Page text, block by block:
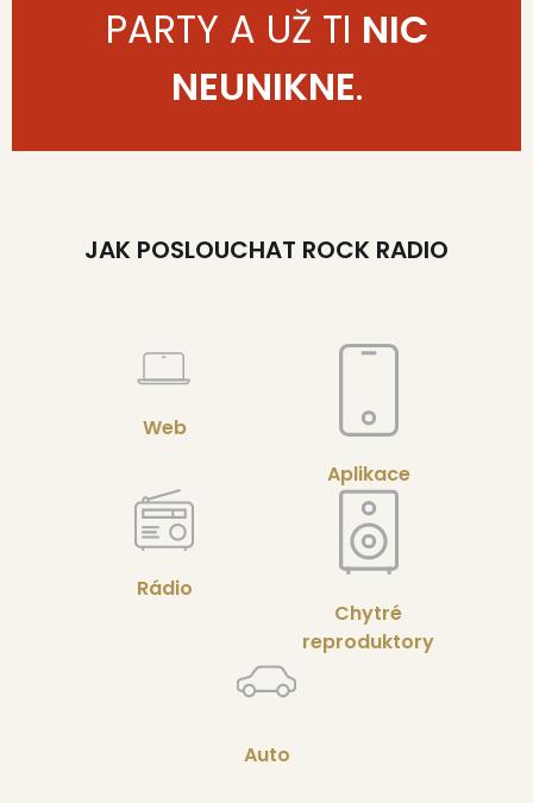
PARTY A UŽ TI NIC
NEUNIKNE.
JAK POSLOUCHAT ROCK RADIO
Web
Aplikace
Rádio
Chytré
reproduktory
Auto